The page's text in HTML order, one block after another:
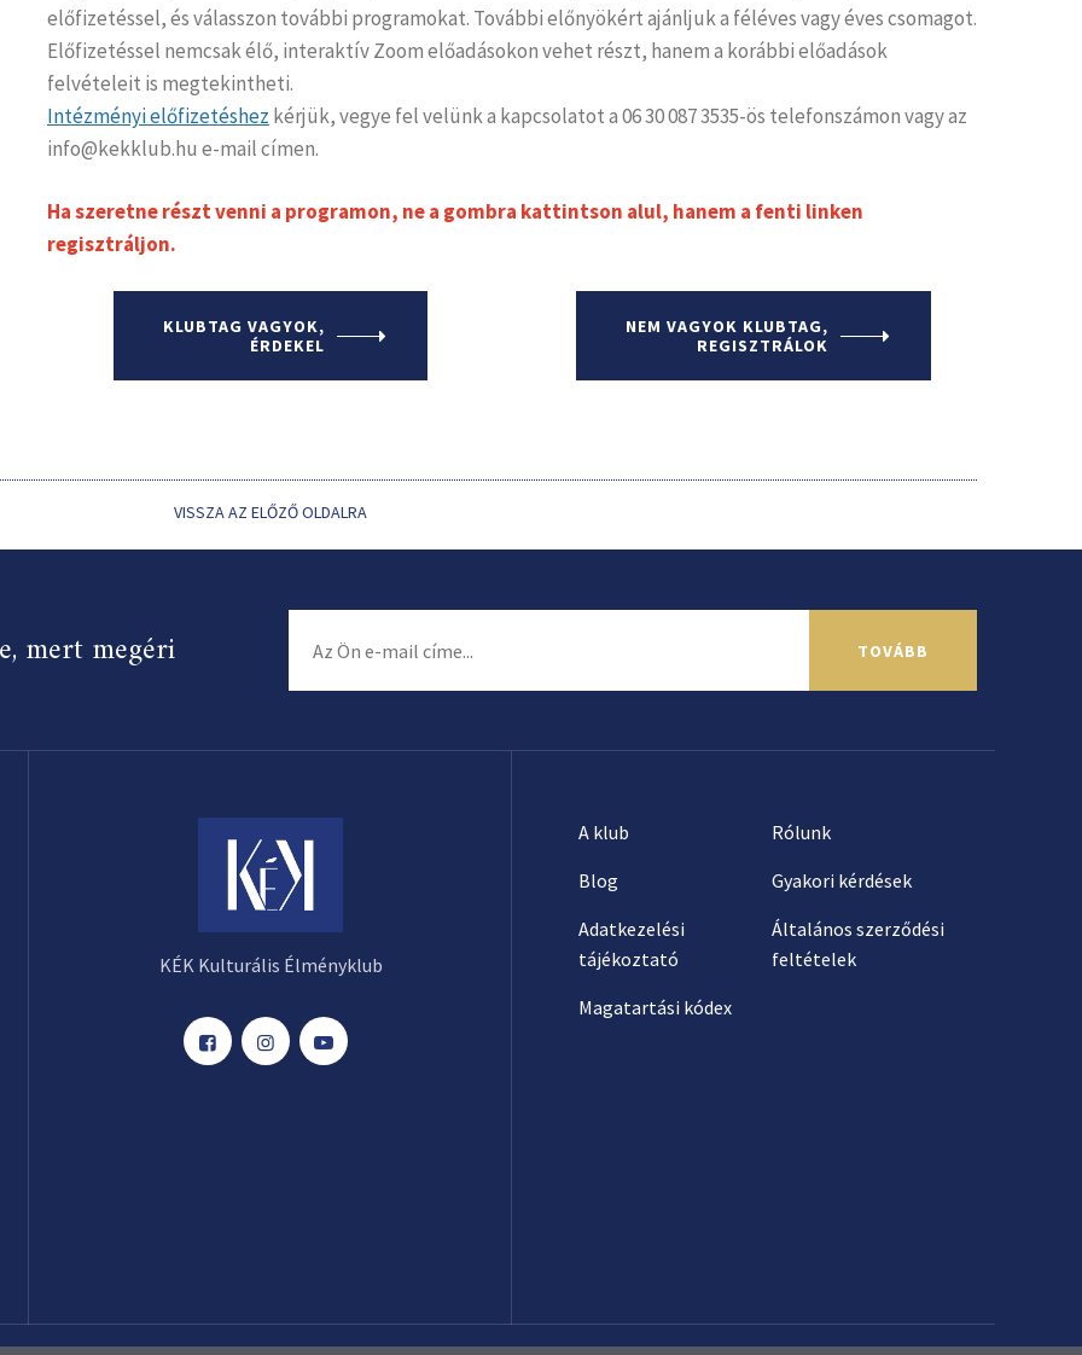
előfizetéssel, és válasszon további programokat. További előnyökért ajánljuk a féléves vagy éves csomagot.
Előfizetéssel nemcsak élő, interaktív Zoom előadásokon vehet részt, hanem a korábbi előadások
felvételeit is megtekintheti.
Intézményi előfizetéshez kérjük, vegye fel velünk a kapcsolatot a 06 30 087 3535-ös telefonszámon vagy az
info@kekklub.hu e-mail címen.
Ha szeretne részt venni a programon, ne a gombra kattintson alul, hanem a fenti linken
regisztráljon.
KLUBTAG VAGYOK,
ÉRDEKEL
NEM VAGYOK KLUBTAG,
REGISZTRÁLOK
VISSZA AZ ELŐZŐ OLDALRA
mert megéri TOVÁBB
KÉK Kulturális Élményklub
A klub
Rólunk
Blog
Gyakori kérdések
Adatkezelési
tájékoztató
Általános szerződési
feltételek
Magatartási kódex